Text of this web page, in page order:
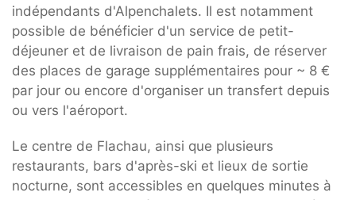
indépendants d'Alpenchalets. Il est notamment
possible de bénéficier d'un service de petit-
déjeuner et de livraison de pain frais, de réserver
des places de garage supplémentaires pour ~ 8 €
par jour ou encore d'organiser un transfert depuis
ou vers l'aéroport.
Le centre de Flachau, ainsi que plusieurs
restaurants, bars d'après-ski et lieux de sortie
nocturne, sont accessibles en quelques minutes à